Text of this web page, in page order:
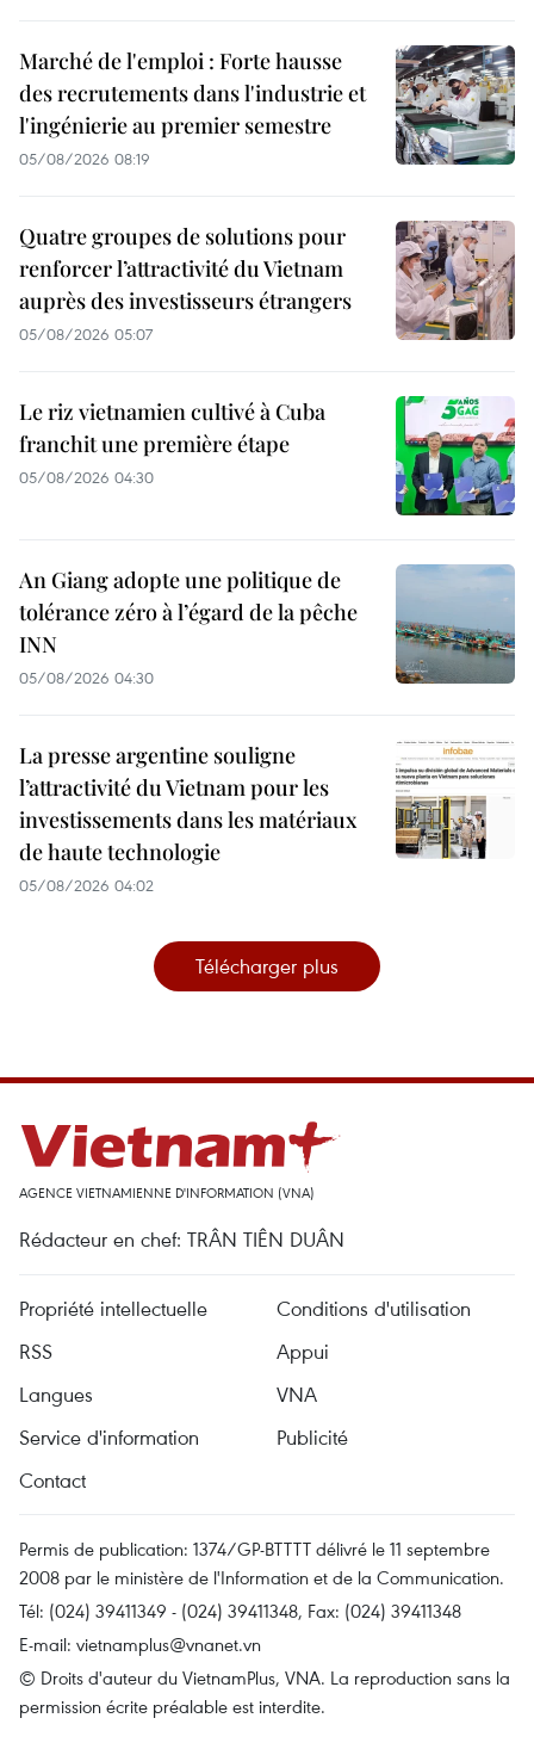
Marché de l'emploi : Forte hausse
des recrutements dans l'industrie et
l'ingénierie au premier semestre
05/08/2026 08:19
Quatre groupes de solutions pour
renforcer l’attractivité du Vietnam
auprès des investisseurs étrangers
05/08/2026 05:07
Le riz vietnamien cultivé à Cuba
franchit une première étape
05/08/2026 04:30
An Giang adopte une politique de
tolérance zéro à l’égard de la pêche
INN
05/08/2026 04:30
La presse argentine souligne
l’attractivité du Vietnam pour les
investissements dans les matériaux
de haute technologie
05/08/2026 04:02
Télécharger plus
AGENCE VIETNAMIENNE D'INFORMATION (VNA)
Rédacteur en chef: TRÂN TIÊN DUÂN
Propriété intellectuelle
Conditions d'utilisation
RSS
Appui
Langues
VNA
Service d'information
Publicité
Contact
Permis de publication: 1374/GP-BTTTT délivré le 11 septembre
2008 par le ministère de l'Information et de la Communication.
Tél: (024) 39411349 - (024) 39411348, Fax: (024) 39411348
E-mail: vietnamplus@vnanet.vn
© Droits d'auteur du VietnamPlus, VNA. La reproduction sans la
permission écrite préalable est interdite.